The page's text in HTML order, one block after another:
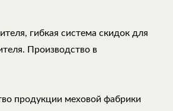
гибкая система скидок для
Производство в
продукции меховой фабрики